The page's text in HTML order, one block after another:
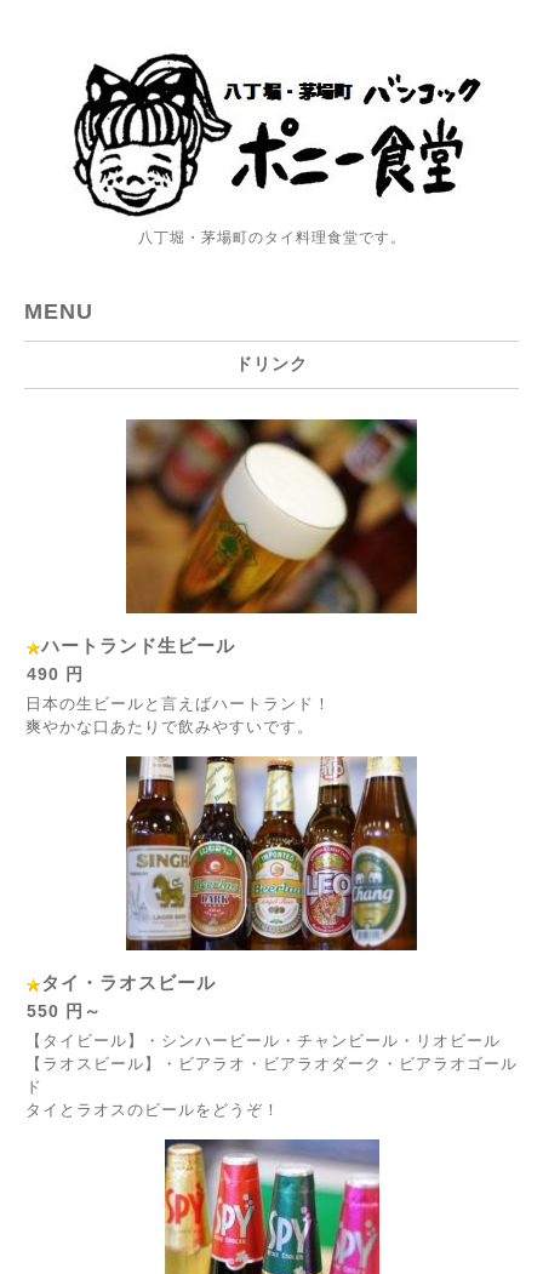
八丁堀・茅場町のタイ料理食堂です。
MENU
ドリンク
ハートランド生ビール
490 円
日本の生ビールと言えばハートランド！
爽やかな口あたりで飲みやすいです。
タイ・ラオスビール
550 円～
【タイビール】・シンハービール・チャンビール・リオビール
【ラオスビール】・ビアラオ・ビアラオダーク・ビアラオゴール
ド
タイとラオスのビールをどうぞ！